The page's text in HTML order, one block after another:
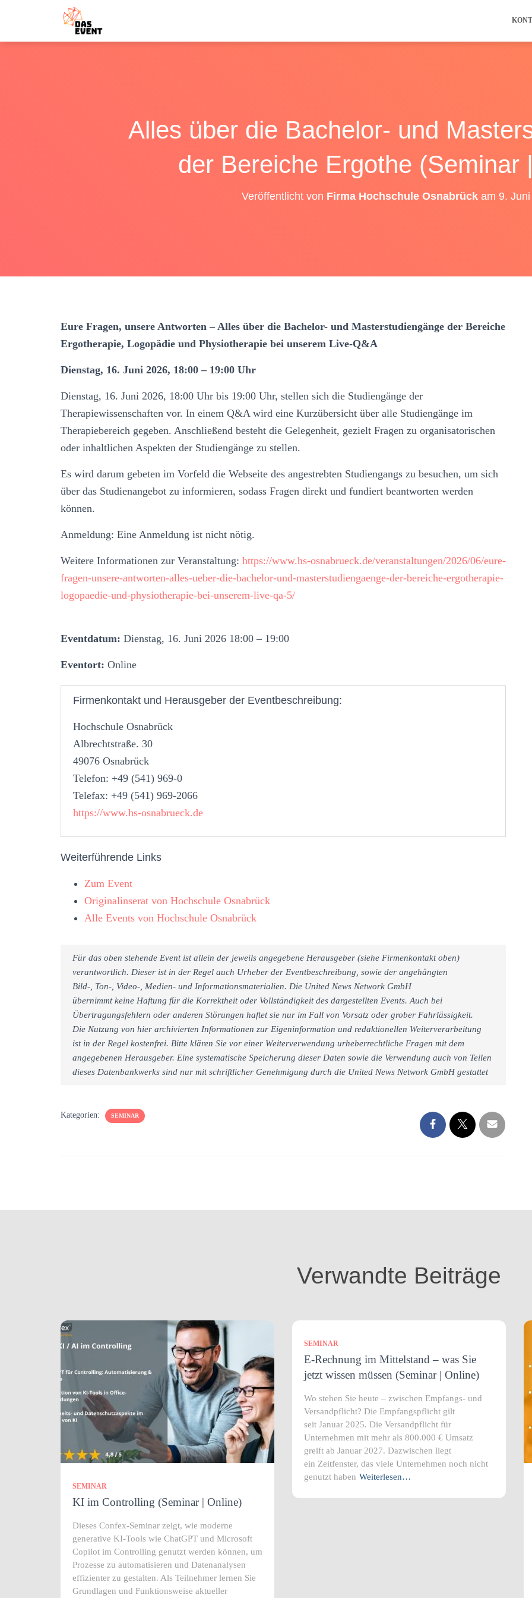
Alles über die Bachelor- und
der Bereiche Ergothe (Seminar
Veröffentlicht von Firma Hochschule Osnabrückam 9.
Eure Fragen, unsere Antworten – Alles über die Bachelor- und Masterstudiengänge der Bereiche
Ergotherapie, Logopädie und Physiotherapie bei unserem Live-Q&A
Dienstag, 16. Juni 2026, 18:00 – 19:00 Uhr
Dienstag, 16. Juni 2026, 18:00 Uhr bis 19:00 Uhr, stellen sich die Studiengänge der
Therapiewissenschaften vor. In einem Q&A wird eine Kurzübersicht über alle Studiengänge im
Therapiebereich gegeben. Anschließend besteht die Gelegenheit, gezielt Fragen zu organisatorischen
oder inhaltlichen Aspekten der Studiengänge zu stellen.
Es wird darum gebeten im Vorfeld die Webseite des angestrebten Studiengangs zu besuchen, um sich
über das Studienangebot zu informieren, sodass Fragen direkt und fundiert beantworten werden
können.
Anmeldung: Eine Anmeldung ist nicht nötig.
Weitere Informationen zur Veranstaltung: https://www.hs-osnabrueck.de/veranstaltungen/2026/06/eure-
fragen-unsere-antworten-alles-ueber-die-bachelor-und-masterstudiengaenge-der-bereiche-ergotherapie-
logopaedie-und-physiotherapie-bei-unserem-live-qa-5/
Eventdatum: Dienstag, 16. Juni 2026 18:00 – 19:00
Eventort: Online
Firmenkontakt und Herausgeber der Eventbeschreibung:
Hochschule Osnabrück
Albrechtstraße. 30
49076 Osnabrück
Telefon: +49 (541) 969-0
Telefax: +49 (541) 969-2066
https://www.hs-osnabrueck.de
Weiterführende Links
Zum Event
Originalinserat von Hochschule Osnabrück
Alle Events von Hochschule Osnabrück
Für das oben stehende Event ist allein der jeweils angegebene Herausgeber (siehe Firmenkontakt oben)
verantwortlich. Dieser ist in der Regel auch Urheber der Eventbeschreibung, sowie der angehängten
Bild-, Ton-, Video-, Medien- und Informationsmaterialien. Die United News Network GmbH
übernimmt keine Haftung für die Korrektheit oder Vollständigkeit des dargestellten Events. Auch bei
Übertragungsfehlern oder anderen Störungen haftet sie nur im Fall von Vorsatz oder grober Fahrlässigkeit.
Die Nutzung von hier archivierten Informationen zur Eigeninformation und redaktionellen Weiterverarbeitung
ist in der Regel kostenfrei. Bitte klären Sie vor einer Weiterverwendung urheberrechtliche Fragen mit dem
angegebenen Herausgeber. Eine systematische Speicherung dieser Daten sowie die Verwendung auch von Teilen
dieses Datenbankwerks sind nur mit schriftlicher Genehmigung durch die United News Network GmbH gestattet
Kategorien: SEMINAR
Verwandte Beiträge
SEMINAR
KI im Controlling (Seminar | Online)
Dieses Confex-Seminar zeigt, wie moderne
generative KI-Tools wie ChatGPT und Microsoft
Copilot im Controlling genutzt werden können, um
Prozesse zu automatisieren und Datenanalysen
effizienter zu gestalten. Als Teilnehmer lernen Sie
Grundlagen und Funktionsweise aktueller
SEMINAR
E-Rechnung im Mittelstand – was Sie
jetzt wissen müssen (Seminar | Online)
Wo stehen Sie heute – zwischen Empfangs- und
Versandpflicht? Die Empfangspflicht gilt
seit Januar 2025. Die Versandpflicht für
Unternehmen mit mehr als 800.000 € Umsatz
greift ab Januar 2027. Dazwischen liegt
ein Zeitfenster, das viele Unternehmen noch nicht
genutzt haben Weiterlesen…